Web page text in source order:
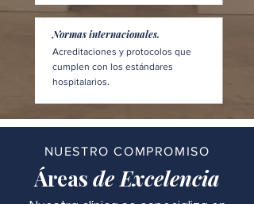
Normas internacionales.
Acreditaciones y protocolos que
cumplen con los estándares
hospitalarios.
NUESTRO COMPROMISO
Áreas de Excelencia